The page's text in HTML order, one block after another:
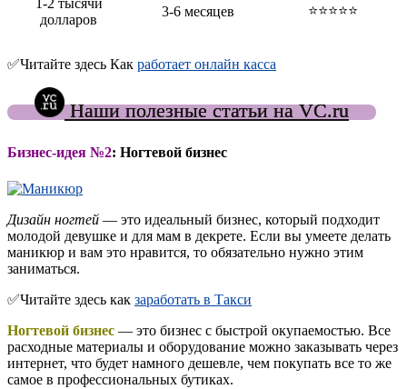
1-2 тысячи
долларов
3-6 месяцев ⭐⭐⭐⭐⭐
✅Читайте здесь Как работает онлайн касса
Наши полезные статьи на VC.ru
Бизнес-идея №2: Ногтевой бизнес
Дизайн ногтей — это идеальный бизнес, который подходит
молодой девушке и для мам в декрете. Если вы умеете делать
маникюр и вам это нравится, то обязательно нужно этим
заниматься.
✅Читайте здесь как заработать в Такси
Ногтевой бизнес — это бизнес с быстрой окупаемостью. Все
расходные материалы и оборудование можно заказывать через
интернет, что будет намного дешевле, чем покупать все то же
самое в профессиональных бутиках.